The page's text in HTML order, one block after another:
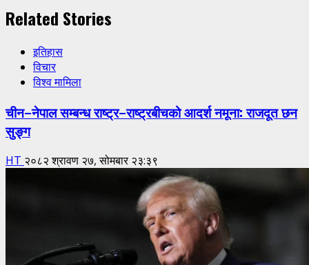
Related Stories
इतिहास
विचार
विश्व मामिला
चीन–नेपाल सम्बन्ध राष्ट्र–राष्ट्रबीचको आदर्श नमूना: राजदूत छन
सुङ्ग
HT २०८२ श्रावण २७, सोमबार २३:३९